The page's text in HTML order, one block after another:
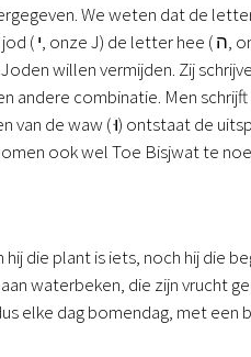
We weten dat de
(י, onze J) de letter hee (ה,
willen vermijden. Zij
andere combinatie. Men
van de waw (וּ) ontstaat de
ook wel Toe Bisjwat te
die plant is iets, noch hij die
waterbeken, die zijn vrucht
elke dag bomendag, met een